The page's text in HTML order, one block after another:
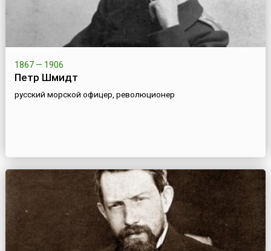
1867 — 1906
Петр Шмидт
русский морской офицер, революционер